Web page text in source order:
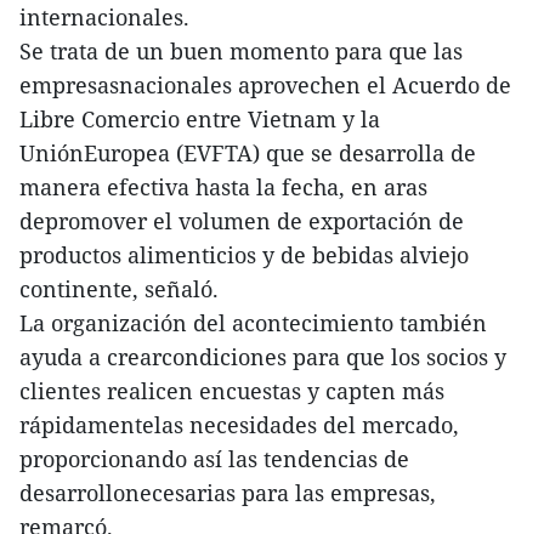
internacionales.
Se trata de un buen momento para que las
empresasnacionales aprovechen el Acuerdo de
Libre Comercio entre Vietnam y la
UniónEuropea (EVFTA) que se desarrolla de
manera efectiva hasta la fecha, en aras
depromover el volumen de exportación de
productos alimenticios y de bebidas alviejo
continente, señaló.
La organización del acontecimiento también
ayuda a crearcondiciones para que los socios y
clientes realicen encuestas y capten más
rápidamentelas necesidades del mercado,
proporcionando así las tendencias de
desarrollonecesarias para las empresas,
remarcó.